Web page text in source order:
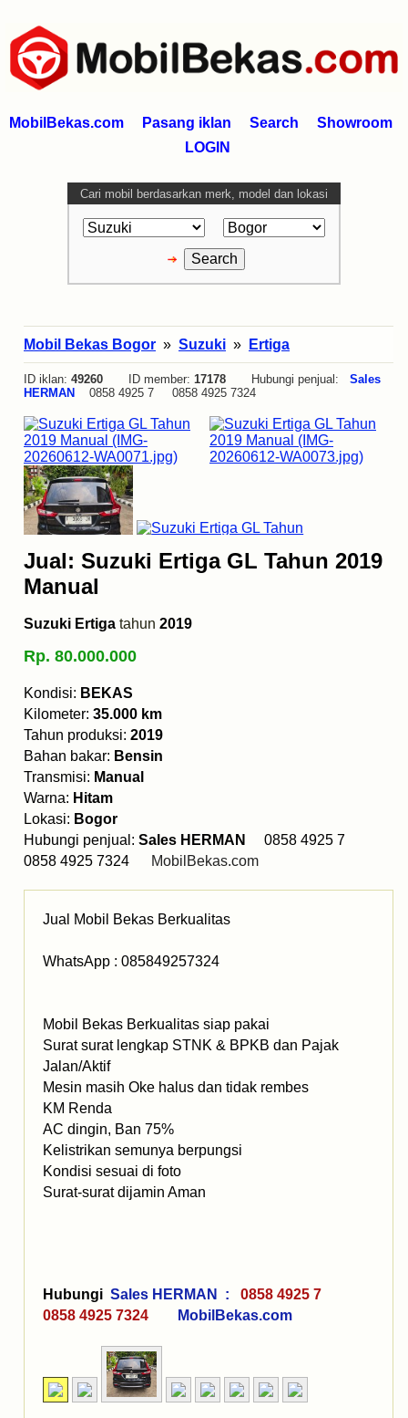
MobilBekas.com Pasang iklan Search
Showroom
LOGIN
Cari mobil berdasarkan merk, model dan lokasi
Mobil Bekas Bogor » Suzuki » Ertiga
ID iklan: 49260 ID member: 17178 Hubungi penjual: Sales
HERMAN
0858 4925 7 0858 4925 7324
Jual: Suzuki Ertiga GL Tahun 2019
Manual
Suzuki Ertiga tahun 2019
Rp. 80.000.000
Kondisi: BEKAS
Kilometer: 35.000 km
Tahun produksi: 2019
Bahan bakar: Bensin
Transmisi: Manual
Warna: Hitam
Lokasi: Bogor
Hubungi penjual: Sales HERMAN
0858 4925 7
0858 4925 7324
MobilBekas.com
Jual Mobil Bekas Berkualitas
WhatsApp : 085849257324
Mobil Bekas Berkualitas siap pakai
Surat surat lengkap STNK & BPKB dan Pajak
Jalan/Aktif
Mesin masih Oke halus dan tidak rembes
KM Renda
AC dingin, Ban 75%
Kelistrikan semunya berpungsi
Kondisi sesuai di foto
Surat-surat dijamin Aman
Hubungi Sales HERMAN :
0858 4925 7
0858 4925 7324
MobilBekas.com